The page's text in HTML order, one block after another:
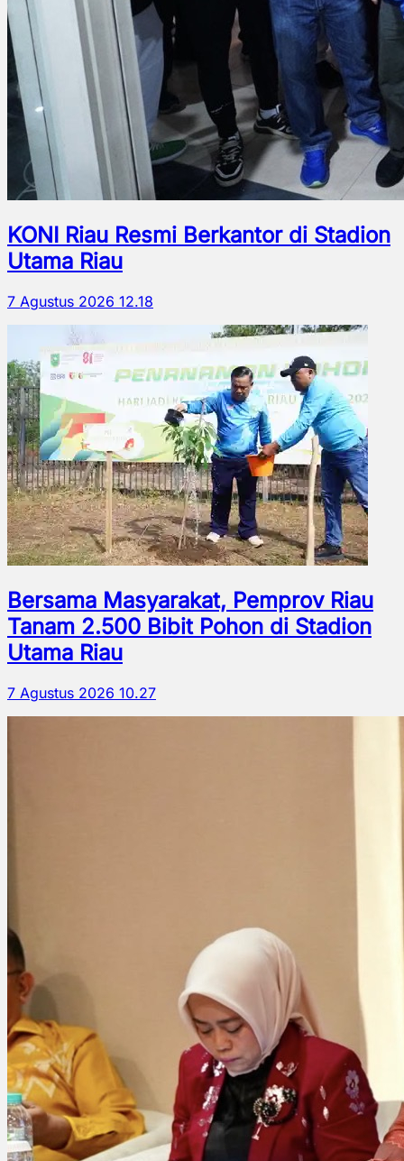
KONI Riau Resmi Berkantor di Stadion
Utama Riau
7 Agustus 2026 12.18
Bersama Masyarakat, Pemprov Riau
Tanam 2.500 Bibit Pohon di Stadion
Utama Riau
7 Agustus 2026 10.27